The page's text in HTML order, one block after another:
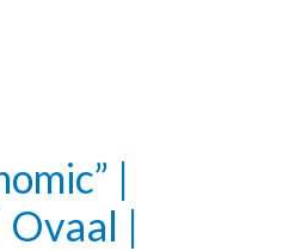
|
Ovaal |